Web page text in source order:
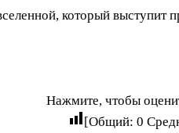
который
Нажмите, чтобы
[Общий: 0